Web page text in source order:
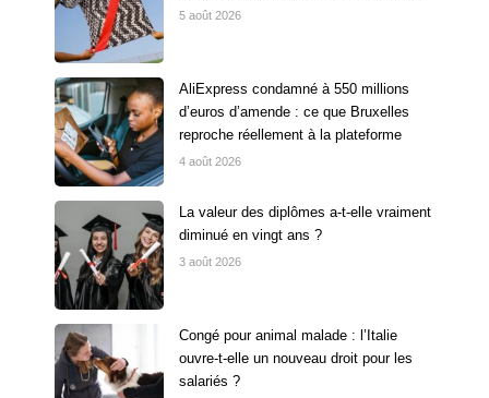
5 août 2026
AliExpress condamné à 550 millions
d’euros d’amende : ce que Bruxelles
reproche réellement à la plateforme
4 août 2026
La valeur des diplômes a-t-elle vraiment
diminué en vingt ans ?
3 août 2026
Congé pour animal malade : l’Italie
ouvre-t-elle un nouveau droit pour les
salariés ?